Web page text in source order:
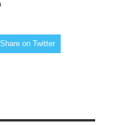
Share on Twitter